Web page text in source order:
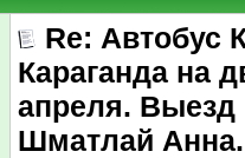
Re: Автобус
Караганда на
апреля. Выезд
Шматлай Анна.